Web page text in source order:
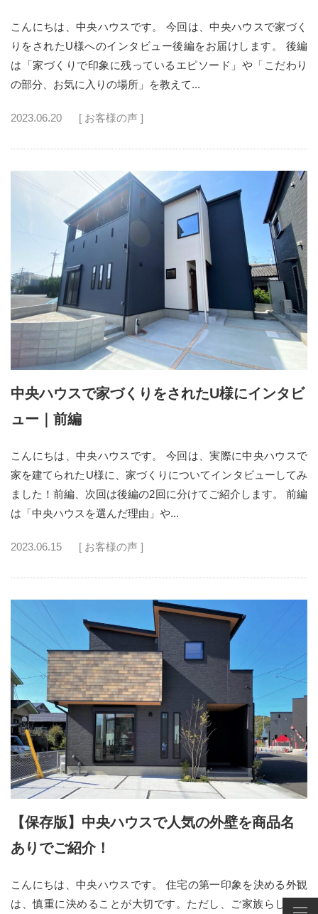
こんにちは、中央ハウスです。 今回は、中央ハウスで家づく
りをされたU様へのインタビュー後編をお届けします。 後編
は「家づくりで印象に残っているエピソード」や「こだわり
の部分、お気に入りの場所」を教えて...
2023.06.20 [ お客様の声 ]
中央ハウスで家づくりをされたU様にインタビ
ュー｜前編
こんにちは、中央ハウスです。 今回は、実際に中央ハウスで
家を建てられたU様に、家づくりについてインタビューしてみ
ました！前編、次回は後編の2回に分けてご紹介します。 前編
は「中央ハウスを選んだ理由」や...
2023.06.15 [ お客様の声 ]
【保存版】中央ハウスで人気の外壁を商品名
ありでご紹介！
こんにちは、中央ハウスです。 住宅の第一印象を決める外観
は、慎重に決めることが大切です。ただし、ご家族らしさや